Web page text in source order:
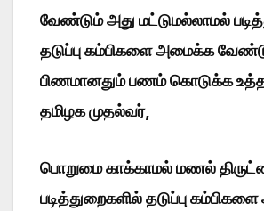
வேண்டும் அது மட்டுமல்லாமல்
தடுப்பு கம்பிகளை அமைக்க
பிணமானதும் பணம் கொடுக்க
தமிழக முதல்வர்,
பொறுமை காக்காமல் மணல்
படித்துறைகளில் தடுப்பு